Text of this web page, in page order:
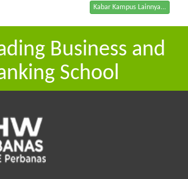
Kabar Kampus Lainnya...
Business and
School